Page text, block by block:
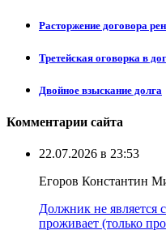
Расторжение договора
Третейская оговорка в
Двойное взыскание долга
Комментарии сайта
22.07.2026 в 23:53
Егоров Константин
Должник не является
проживает (только